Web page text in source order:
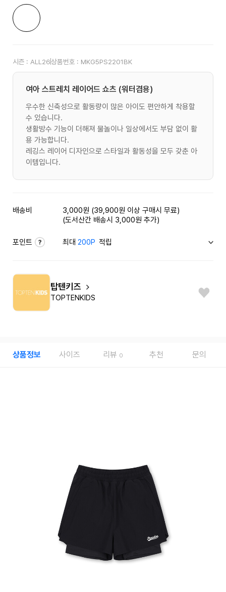
시즌 : ALL26상품번호 : MKG5PS2201BK
여아 스트레치 레이어드 쇼츠 (워터겸용)
우수한 신축성으로 활동량이 많은 아이도 편안하게 착용할
수 있습니다.
생활방수 기능이 더해져 물놀이나 일상에서도 부담 없이 활
용 가능합니다.
레깅스 레이어 디자인으로 스타일과 활동성을 모두 갖춘 아
이템입니다.
배송비
3,000원 (39,900원 이상 구매시 무료)
(도서산간 배송시 3,000원 추가)
포인트 최대200P 적립
탑텐키즈
TOPTENKIDS
상품정보 사이즈 리뷰 0 추천 문의